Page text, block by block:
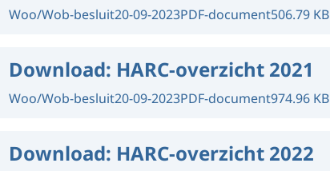
Woo/Wob-besluit20-09-2023PDF-document506.79 KB
Download: HARC-overzicht 2021
Woo/Wob-besluit20-09-2023PDF-document974.96 KB
Download: HARC-overzicht 2022